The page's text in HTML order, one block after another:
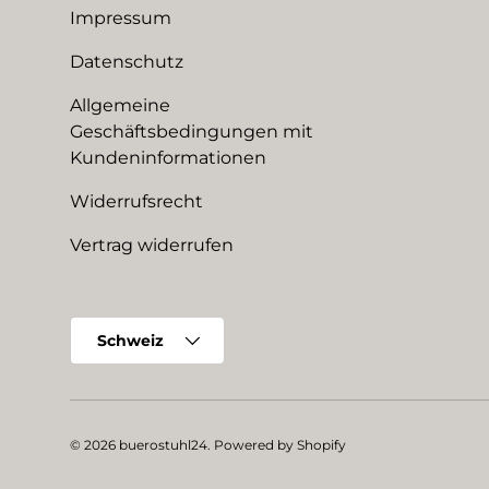
Impressum
Datenschutz
Allgemeine
Geschäftsbedingungen mit
Kundeninformationen
Widerrufsrecht
Vertrag widerrufen
Schweiz
© 2026 buerostuhl24. Powered by Shopify